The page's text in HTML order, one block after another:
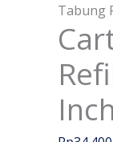
Tabung
Inch